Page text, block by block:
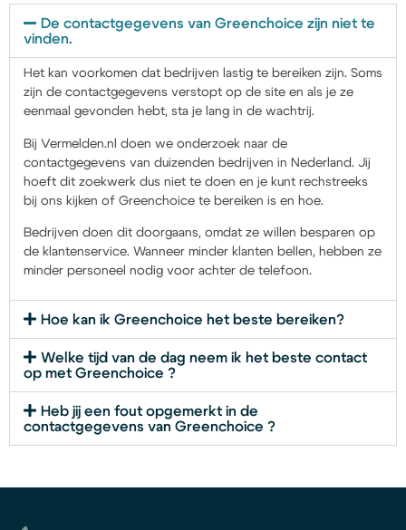
De contactgegevens van Greenchoice zijn niet te
vinden.
Het kan voorkomen dat bedrijven lastig te bereiken zijn. Soms
zijn de contactgegevens verstopt op de site en als je ze
eenmaal gevonden hebt, sta je lang in de wachtrij.
Bij Vermelden.nl doen we onderzoek naar de
contactgegevens van duizenden bedrijven in Nederland. Jij
hoeft dit zoekwerk dus niet te doen en je kunt rechstreeks
bij ons kijken of Greenchoice te bereiken is en hoe.
Bedrijven doen dit doorgaans, omdat ze willen besparen op
de klantenservice. Wanneer minder klanten bellen, hebben ze
minder personeel nodig voor achter de telefoon.
Hoe kan ik Greenchoice het beste bereiken?
Welke tijd van de dag neem ik het beste contact
op met Greenchoice ?
Heb jij een fout opgemerkt in de
contactgegevens van Greenchoice ?